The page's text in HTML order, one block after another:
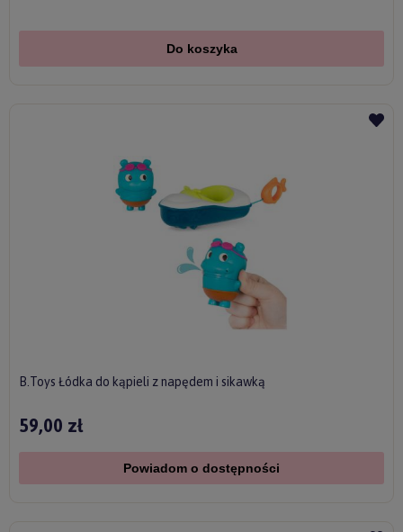
Do koszyka
B.Toys Łódka do kąpieli z napędem i sikawką
59,00 zł
Powiadom o dostępności